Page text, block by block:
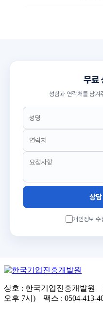
무료
성함과 연락처를 남겨
상담
개인정보 수
상호 : 한국기업진흥개발원
오후 7시) 팩스 : 0504-413-